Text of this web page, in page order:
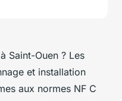
Saint-Ouen ? Les
et installation
aux normes NF C